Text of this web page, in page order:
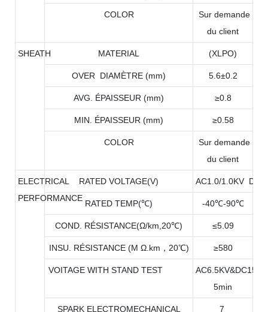
COLOR
Sur demande
du client
SHEATH MATERIAL (XLPO)
OVER DIAMÈTRE (mm) 5.6±0.2
AVG. ÉPAISSEUR (mm) ≥0.8
MIN. ÉPAISSEUR (mm) ≥0.58
COLOR
Sur demande
du client
ELECTRICAL
PERFORMANCE
RATED VOLTAGE(V) AC1.0/1.0KV
RATED TEMP(℃) -40℃-90℃
COND. RÉSISTANCE(Ω/km,20℃) ≤5.09
INSU. RÉSISTANCE (M Ω.km，20℃) ≥580
VOITAGE WITH STAND TEST
5min
SPARK ELECTROMECHANICAL
7